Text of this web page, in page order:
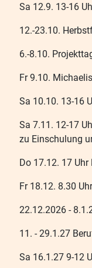
Sa 12.9. 13-16
12.-23.10.
6.-8.10.
Fr 9.10.
Sa 10.10. 13-16
Sa 7.11. 12-17
zu Einschulung
Do 17.12. 17 Uhr
Fr 18.12. 8.30
22.12.2026 -
11. - 29.1.27
Sa 16.1.27 9-12